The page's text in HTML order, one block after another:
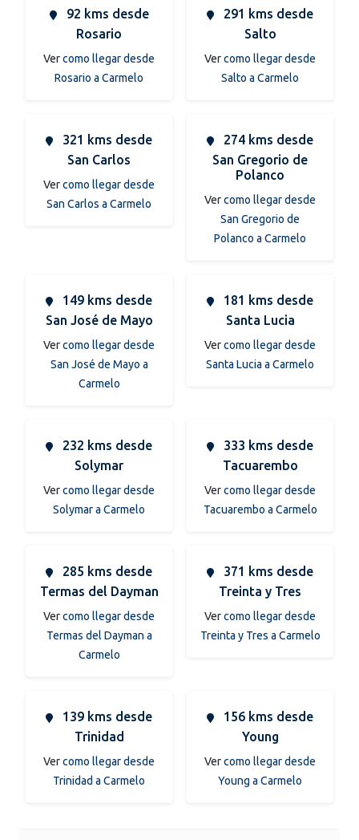
92 kms desde
Rosario
Vercomo llegar desde
Rosario a Carmelo
291 kms desde
Salto
Vercomo llegar desde
Salto a Carmelo
321 kms desde
San Carlos
Vercomo llegar desde
San Carlos a Carmelo
274 kms desde
San Gregorio de
Polanco
Vercomo llegar desde
San Gregorio de
Polanco a Carmelo
149 kms desde
San José de Mayo
Vercomo llegar desde
San José de Mayo a
Carmelo
181 kms desde
Santa Lucia
Vercomo llegar desde
Santa Lucia a Carmelo
232 kms desde
Solymar
Vercomo llegar desde
Solymar a Carmelo
333 kms desde
Tacuarembo
Vercomo llegar desde
Tacuarembo a Carmelo
285 kms desde
Termas del Dayman
Vercomo llegar desde
Termas del Dayman a
Carmelo
371 kms desde
Treinta y Tres
Vercomo llegar desde
Treinta y Tres a Carmelo
139 kms desde
Trinidad
Vercomo llegar desde
Trinidad a Carmelo
156 kms desde
Young
Vercomo llegar desde
Young a Carmelo